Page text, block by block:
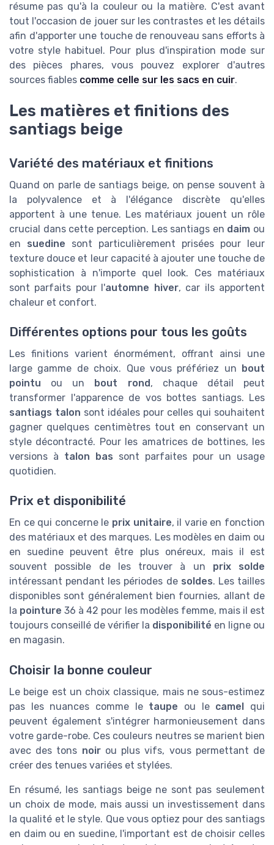
résume pas qu'à la couleur ou la matière. C'est avant
tout l'occasion de jouer sur les contrastes et les détails
afin d'apporter une touche de renouveau sans efforts à
votre style habituel. Pour plus d'inspiration mode sur
des pièces phares, vous pouvez explorer d'autres
sources fiables comme celle sur les sacs en cuir.
Les matières et finitions des
santiags beige
Variété des matériaux et finitions
Quand on parle de santiags beige, on pense souvent à
la polyvalence et à l'élégance discrète qu'elles
apportent à une tenue. Les matériaux jouent un rôle
crucial dans cette perception. Les santiags en daim ou
en suedine sont particulièrement prisées pour leur
texture douce et leur capacité à ajouter une touche de
sophistication à n'importe quel look. Ces matériaux
sont parfaits pour l'automne hiver, car ils apportent
chaleur et confort.
Différentes options pour tous les goûts
Les finitions varient énormément, offrant ainsi une
large gamme de choix. Que vous préfériez un bout
pointu ou un bout rond, chaque détail peut
transformer l'apparence de vos bottes santiags. Les
santiags talon sont idéales pour celles qui souhaitent
gagner quelques centimètres tout en conservant un
style décontracté. Pour les amatrices de bottines, les
versions à talon bas sont parfaites pour un usage
quotidien.
Prix et disponibilité
En ce qui concerne le prix unitaire, il varie en fonction
des matériaux et des marques. Les modèles en daim ou
en suedine peuvent être plus onéreux, mais il est
souvent possible de les trouver à un prix solde
intéressant pendant les périodes de soldes. Les tailles
disponibles sont généralement bien fournies, allant de
la pointure 36 à 42 pour les modèles femme, mais il est
toujours conseillé de vérifier la disponibilité en ligne ou
en magasin.
Choisir la bonne couleur
Le beige est un choix classique, mais ne sous-estimez
pas les nuances comme le taupe ou le camel qui
peuvent également s'intégrer harmonieusement dans
votre garde-robe. Ces couleurs neutres se marient bien
avec des tons noirou plus vifs, vous permettant de
créer des tenues variées et stylées.
En résumé, les santiags beige ne sont pas seulement
un choix de mode, mais aussi un investissement dans
la qualité et le style. Que vous optiez pour des santiags
en daim ou en suedine, l'important est de choisir celles